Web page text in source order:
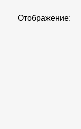
Отображение: